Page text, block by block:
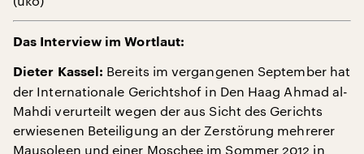
Das Interview im Wortlaut:
Dieter Kassel: Bereits im vergangenen September hat
der Internationale Gerichtshof in Den Haag Ahmad al-
Mahdi verurteilt wegen der aus Sicht des Gerichts
erwiesenen Beteiligung an der Zerstörung mehrerer
Mausoleen und einer Moschee im Sommer 2012 in